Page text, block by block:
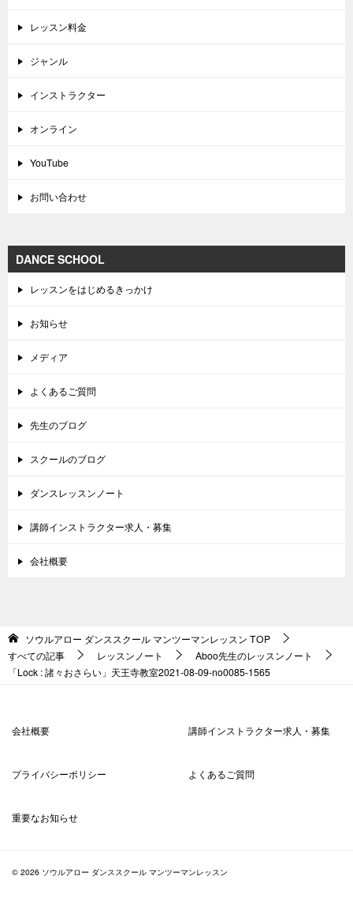
レッスン料金
ジャンル
インストラクター
オンライン
YouTube
お問い合わせ
DANCE SCHOOL
レッスンをはじめるきっかけ
お知らせ
メディア
よくあるご質問
先生のブログ
スクールのブログ
ダンスレッスンノート
講師インストラクター求人・募集
会社概要
ソウルアロー ダンススクール マンツーマンレッスン TOP
すべての記事
レッスンノート
Aboo先生のレッスンノート
「Lock : 諸々おさらい」天王寺教室2021-08-09-­no0085-­1565
会社概要 講師インストラクター求人・募集
プライバシーポリシー よくあるご質問
重要なお知らせ
© 2026 ソウルアロー ダンススクール マンツーマンレッスン